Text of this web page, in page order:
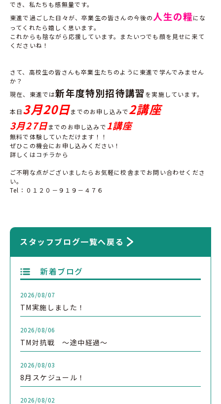
でき、私たちも感無量です。
東進で過ごした日々が、卒業生の皆さんの今後の 人生の糧にな
ってくれたら嬉しく思います。
これからも陰ながら応援しています。またいつでも顔を見せに来て
くださいね！
さて、高校生の皆さんも卒業生たちのように東進で学んでみません
か？
現在、東進では新年度特別招待講習 を実施しています。
本日3月20日までのお申し込みで2講座
3月27日までのお申し込みで1講座
無料で体験していただけます！！
ぜひこの機会にお申し込みください！
詳しくはコチラから
ご不明な点がございましたらお気軽に校舎までお問い合わせくださ
い。
Tel：０１２０－９１９－４７６
スタッフブログ一覧へ戻る
新着ブログ
2026/08/07
TM実施しました！
2026/08/06
TM対抗戦 ～途中経過～
2026/08/03
8月スケジュール！
2026/08/02